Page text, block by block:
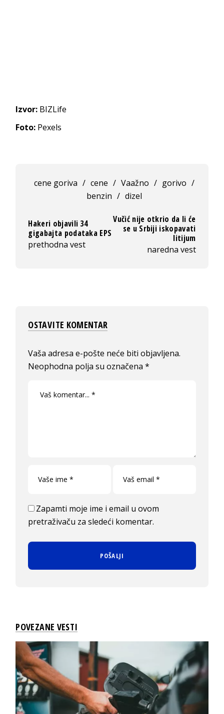
Izvor: BIZLife
Foto: Pexels
cene goriva / cene / Vaažno / gorivo /
benzin / dizel
Hakeri objavili 34
gigabajta podataka EPS
prethodna vest
Vučić nije otkrio da li će
se u Srbiji iskopavati
litijum
naredna vest
OSTAVITE KOMENTAR
Vaša adresa e-pošte neće biti objavljena.
Neophodna polja su označena*
Zapamti moje ime i email u ovom
pretraživaču za sledeći komentar.
POVEZANE VESTI